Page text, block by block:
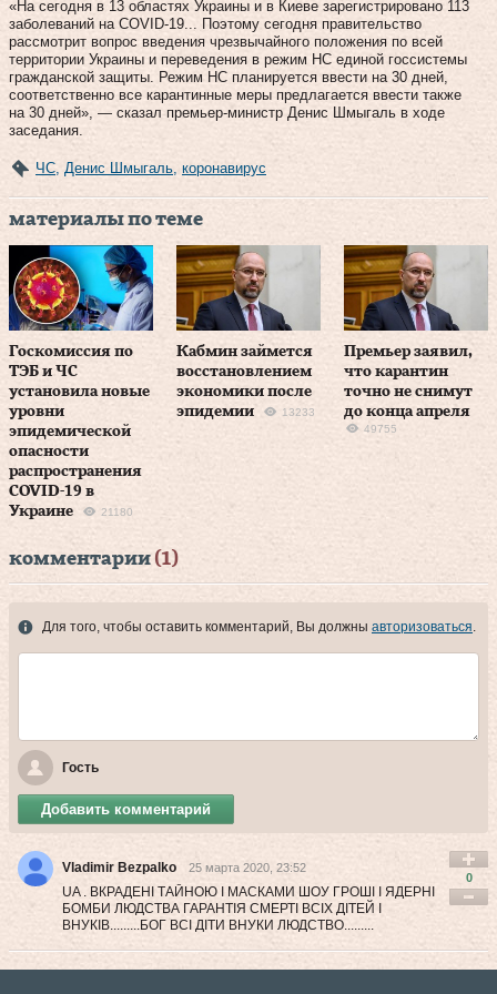
«На сегодня в 13 областях Украины и в Киеве зарегистрировано 113
заболеваний на СOVID-19... Поэтому сегодня правительство
рассмотрит вопрос введения чрезвычайного положения по всей
территории Украины и переведения в режим НС единой госсистемы
гражданской защиты. Режим НС планируется ввести на 30 дней,
соответственно все карантинные меры предлагается ввести также
на 30 дней», — сказал премьер-министр Денис Шмыгаль в ходе
заседания.
ЧС Денис Шмыгаль коронавирус
материалы по теме
Госкомиссия по
ТЭБ и ЧС
установила новые
уровни
эпидемической
опасности
распространения
COVID-19 в
Украине
21180
Кабмин займется
восстановлением
экономики после
эпидемии
13233
Премьер заявил,
что карантин
точно не снимут
до конца апреля
49755
комментарии (1)
Для того, чтобы оставить комментарий, Вы должны авторизоваться.
Гость
Добавить комментарий
Vladimir Bezpalko 25 марта 2020, 23:52
UA . ВКРАДЕНІ ТАЙНОЮ І МАСКАМИ ШОУ ГРОШІ І ЯДЕРНІ
БОМБИ ЛЮДСТВА ГАРАНТІЯ СМЕРТІ ВСІХ ДІТЕЙ І
ВНУКІВ.........БОГ ВСІ ДІТИ ВНУКИ ЛЮДСТВО.........
0